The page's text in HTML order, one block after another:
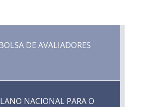
DE AVALIADORES
NACIONAL PARA O